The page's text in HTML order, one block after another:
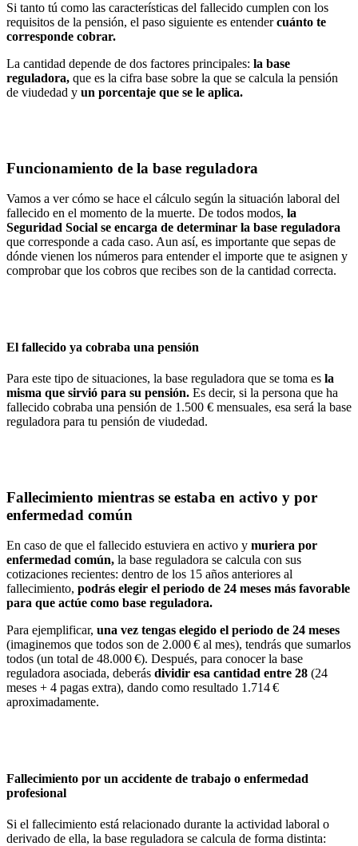
Si tanto tú como las características del fallecido cumplen con los
requisitos de la pensión, el paso siguiente es entendercuánto te
corresponde cobrar.
La cantidad depende de dos factores principales: la base
reguladora, que es la cifra base sobre la que se calcula la pensión
de viudedad y un porcentaje que se le aplica.
Funcionamiento de la base reguladora
Vamos a ver cómo se hace el cálculo según la situación laboral del
fallecido en el momento de la muerte. De todos modos, la
Seguridad Social se encarga de determinar la base reguladora
que corresponde a cada caso. Aun así, es importante que sepas de
dónde vienen los números para entender el importe que te asignen y
comprobar que los cobros que recibes son de la cantidad correcta.
El fallecido ya cobraba una pensión
Para este tipo de situaciones, la base reguladora que se toma es la
misma que sirvió para su pensión. Es decir, si la persona que ha
fallecido cobraba una pensión de 1.500 € mensuales, esa será la base
reguladora para tu pensión de viudedad.
Fallecimiento mientras se estaba en activo y por
enfermedad común
En caso de que el fallecido estuviera en activo y muriera por
enfermedad común, la base reguladora se calcula con sus
cotizaciones recientes: dentro de los 15 años anteriores al
fallecimiento, podrás elegir el periodo de 24 meses más favorable
para que actúe como base reguladora.
Para ejemplificar, una vez tengas elegido el periodo de 24 meses
(imaginemos que todos son de 2.000 € al mes), tendrás que sumarlos
todos (un total de 48.000 €). Después, para conocer la base
reguladora asociada, deberás dividir esa cantidad entre 28 (24
meses + 4 pagas extra), dando como resultado 1.714 €
aproximadamente.
Fallecimiento por un accidente de trabajo o enfermedad
profesional
Si el fallecimiento está relacionado durante la actividad laboral o
derivado de ella, la base reguladora se calcula de forma distinta: